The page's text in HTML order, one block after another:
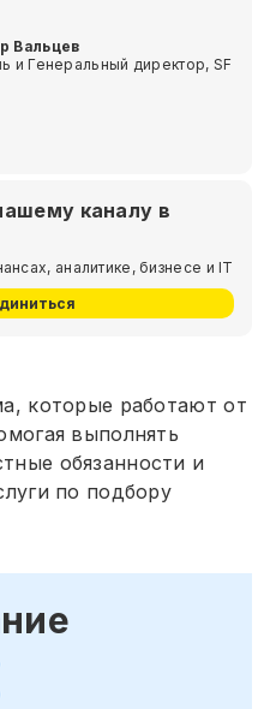
Вальцев
и Генеральный директор, SF
каналу в
аналитике, бизнесе и IT
которые работают от
выполнять
обязанности и
по подбору